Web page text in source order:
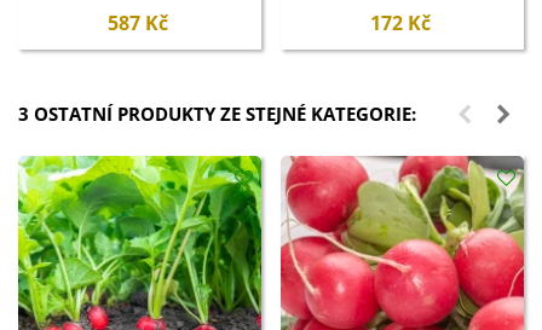
587 Kč 172 Kč
3 OSTATNÍ PRODUKTY ZE STEJNÉ KATEGORIE: